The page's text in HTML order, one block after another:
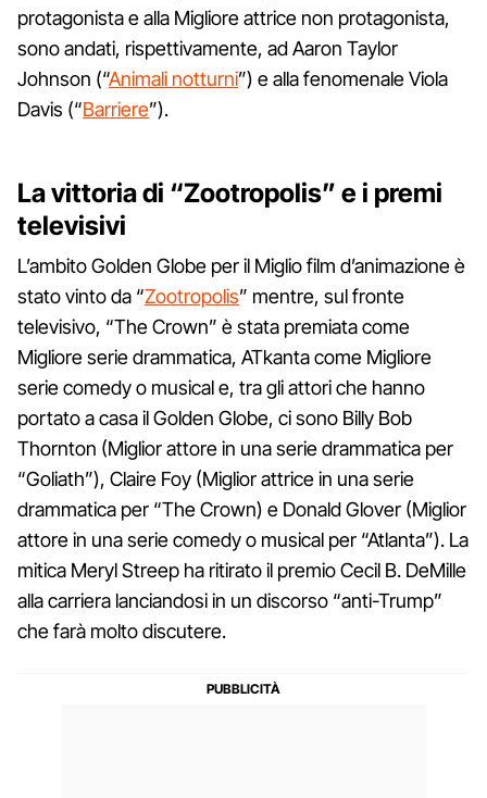
protagonista e alla Migliore attrice non protagonista,
sono andati, rispettivamente, ad Aaron Taylor
Johnson (“Animali notturni”) e alla fenomenale Viola
Davis (“Barriere”).
La vittoria di “Zootropolis” e i premi
televisivi
L’ambito Golden Globe per il Miglio film d’animazione è
stato vinto da “Zootropolis” mentre, sul fronte
televisivo, “The Crown” è stata premiata come
Migliore serie drammatica, ATkanta come Migliore
serie comedy o musical e, tra gli attori che hanno
portato a casa il Golden Globe, ci sono Billy Bob
Thornton (Miglior attore in una serie drammatica per
“Goliath”), Claire Foy (Miglior attrice in una serie
drammatica per “The Crown) e Donald Glover (Miglior
attore in una serie comedy o musical per “Atlanta”). La
mitica Meryl Streep ha ritirato il premio Cecil B. DeMille
alla carriera lanciandosi in un discorso “anti-Trump”
che farà molto discutere.